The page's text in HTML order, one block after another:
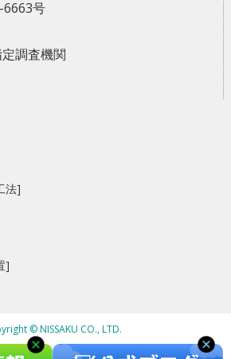
6663号
調査機関
法]
]
© NISSAKU CO., LTD.